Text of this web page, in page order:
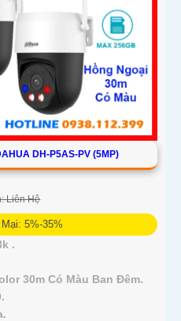
DH-P5AS-PV (5MP)
Liên Hệ
5%-35%
.
30m Có Màu Ban Ðêm.